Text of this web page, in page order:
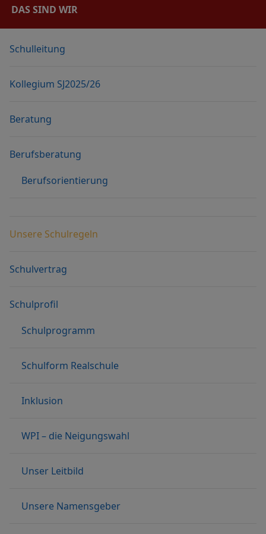
DAS SIND WIR
Schulleitung
Kollegium SJ2025/26
Beratung
Berufsberatung
Berufsorientierung
Unsere Schulregeln
Schulvertrag
Schulprofil
Schulprogramm
Schulform Realschule
Inklusion
WPI – die Neigungswahl
Unser Leitbild
Unsere Namensgeber